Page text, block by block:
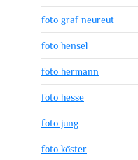
foto graf neureut
foto hensel
foto hermann
foto hesse
foto jung
foto köster